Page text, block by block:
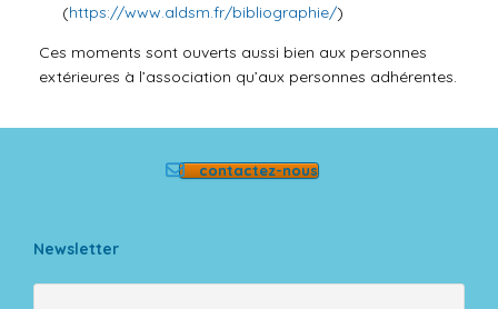
(https://www.aldsm.fr/bibliographie/)
Ces moments sont ouverts aussi bien aux personnes
extérieures à l’association qu’aux personnes adhérentes.
contactez-nous
Newsletter